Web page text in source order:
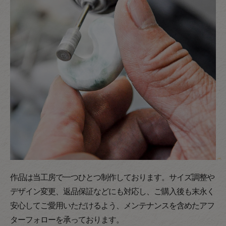
作品は当工房で一つひとつ制作しております。サイズ調整や
デザイン変更、返品保証などにも対応し、ご購入後も末永く
安心してご愛用いただけるよう、メンテナンスを含めたアフ
ターフォローを承っております。